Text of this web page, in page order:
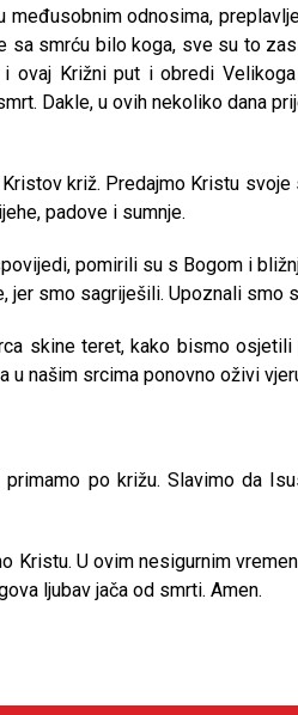
odnosima,
sa smrću bilo koga, sve su to
ovaj Križni put i obredi
Dakle, u ovih nekoliko dana
križ. Predajmo Kristu
padove i sumnje.
pomirili su s Bogom i
jer smo sagriješili. Upoznali smo
skine teret, kako bismo osjetili
našim srcima ponovno oživi
po križu. Slavimo da
Kristu. U ovim nesigurnim
ljubav jača od smrti. Amen.